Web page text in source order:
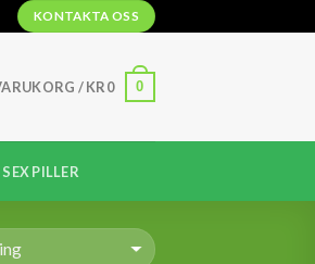
KONTAKTA OSS
/KR0 0
SEX PILLER